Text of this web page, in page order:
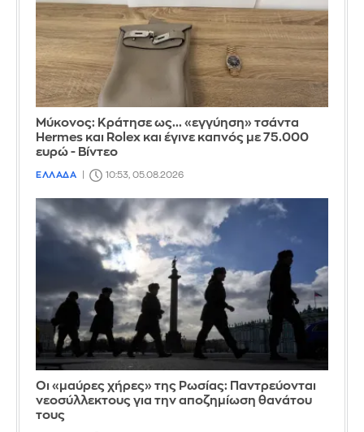
Μύκονος: Κράτησε ως... «εγγύηση» τσάντα
Hermes και Rolex και έγινε καπνός με 75.000
ευρώ - Βίντεο
ΕΛΛΑΔΑ 10:53, 05.08.2026
Οι «μαύρες χήρες» της Ρωσίας: Παντρεύονται
νεοσύλλεκτους για την αποζημίωση θανάτου
τους